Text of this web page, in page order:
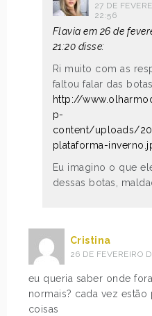
27 DE
22:56
Flavia em 26 de
21:20 disse:
Ri muito com as
faltou falar das
http://
p-
content/uploads/
plataforma-
Eu imagino o que
dessas botas,
Cristina
26 DE FEVEREIRO
eu queria saber onde
normais? cada vez estão
coisas